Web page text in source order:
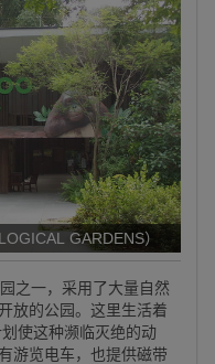
GARDENS）
之一，采用了大量自然
放的公园。这里生活着
使这种濒临灭绝的动
游览电车，也提供磁带